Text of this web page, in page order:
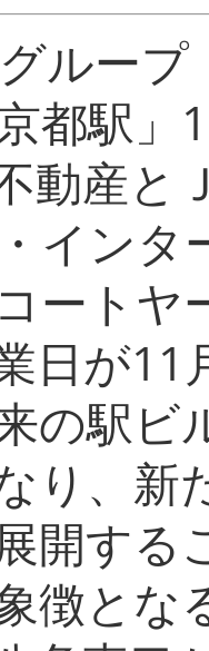
ルー
都駅」
動産と
インタ
ートヤ
日が11
の駅ビ
り、新
開する
徴とな